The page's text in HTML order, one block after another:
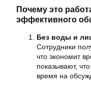
Почему это
эффективного
Без воды и
Сотрудники
что экономит
показывают,
время на